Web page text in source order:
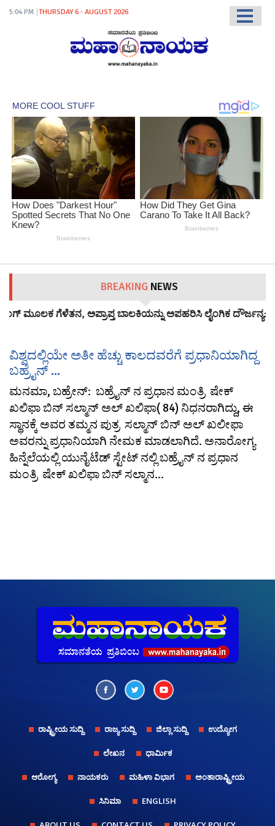
5:04 PM THURSDAY 6 - AUGUST 2026
BREAKING NEWS
ಮೂಲಕ ಗೆಳೆತನ, ಅಪ್ರಾಪ್ತ ಬಾಲಕಿಯನ್ನು ಅಪಹರಿಸಿ ಲೈಂಗಿಕ ದೌರ್ಜನ್ಯ:…
ವಿಶ್ವದಲ್ಲಿಯೇ ಅತೀ ಹೆಚ್ಚು ಕಾಲದವರೆಗೆ ಪ್ರಧಾನಿಯಾಗಿದ್ದ
ಬಹ್ರೈನ್ ...
ಮನಮಾ, ಬಹ್ರೇನ್: ಬಹ್ರೈನ್ ನ ಪ್ರಧಾನ ಮಂತ್ರಿ ಷೇಕ್
ಖಲಿಫಾ ಬಿನ್ ಸಲ್ಮಾನ್ ಅಲ್ ಖಲಿಫಾ( 84) ನಿಧನರಾಗಿದ್ದು, ಈ
ಸ್ಥಾನಕ್ಕೆ ಅವರ ತಮ್ಮನ ಪುತ್ರ ಸಲ್ಮಾನ್ ಬಿನ್ ಅಲ್ ಖಲೀಫಾ
ಅವರನ್ನು ಪ್ರಧಾನಿಯಾಗಿ ನೇಮಕ ಮಾಡಲಾಗಿದೆ. ಅನಾರೋಗ್ಯ
ಹಿನ್ನೆಲೆಯಲ್ಲಿ ಯುನೈಟೆಡ್ ಸ್ಟೇಟ್ ನಲ್ಲಿ ಬಹ್ರೈನ್ ನ ಪ್ರಧಾನ
ಮಂತ್ರಿ ಷೇಕ್ ಖಲಿಫಾ ಬಿನ್ ಸಲ್ಮಾನ...
ರಾಷ್ಟ್ರೀಯ ಸುದ್ದಿ ರಾಜ್ಯ ಸುದ್ದಿ ಜಿಲ್ಲಾ ಸುದ್ದಿ ಉದ್ಯೋಗ
ಲೇಖನ ಧಾರ್ಮಿಕ
ಆರೋಗ್ಯ ನಾಯಕರು ಮಹಿಳಾ ವಿಭಾಗ ಅಂತಾರಾಷ್ಟ್ರೀಯ
ಸಿನಿಮಾ ENGLISH